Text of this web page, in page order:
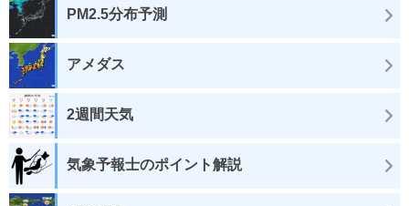
PM2.5分布予測
アメダス
2週間天気
気象予報士のポイント解説